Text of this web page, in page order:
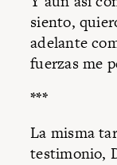
siento,
adelante
fuerzas me
***
La misma
testimonio,